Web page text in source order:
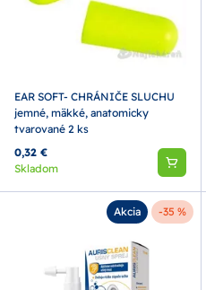
EAR SOFT- CHRÁNIČE SLUCHU
jemné, mäkké, anatomicky
tvarované 2 ks
0,32 €
Skladom
Akcia -35 %